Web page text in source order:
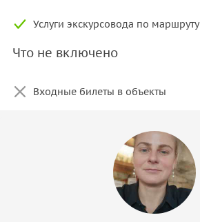
Услуги экскурсовода по маршруту
Что не включено
Входные билеты в объекты